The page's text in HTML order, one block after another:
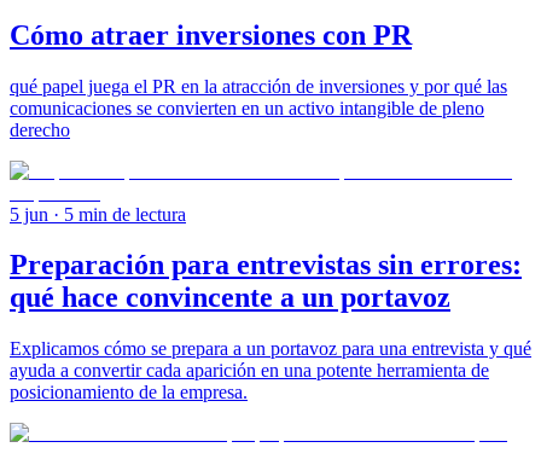
Cómo atraer inversiones con PR
qué papel juega el PR en la atracción de inversiones y por qué las
comunicaciones se convierten en un activo intangible de pleno
derecho
5 jun · 5 min de lectura
Preparación para entrevistas sin errores:
qué hace convincente a un portavoz
Explicamos cómo se prepara a un portavoz para una entrevista y qué
ayuda a convertir cada aparición en una potente herramienta de
posicionamiento de la empresa.